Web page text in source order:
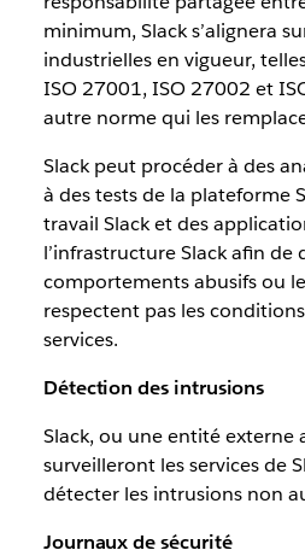
minimum, Slack s’alignera
industrielles en vigueur,
ISO 27001, ISO 27002 et
autre norme qui les
Slack peut procéder à des
à des tests de la plateforme
travail Slack et des
l’infrastructure Slack afin de
comportements abusifs ou
respectent pas les
services.
Détection des intrusions
Slack, ou une entité externe
surveilleront les services de
détecter les intrusions non
Journaux de sécurité